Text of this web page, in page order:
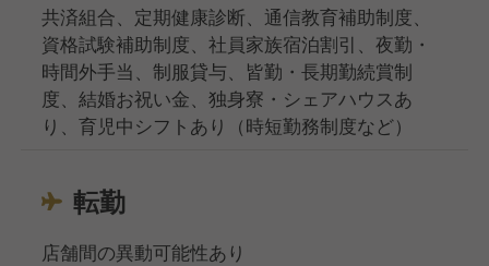
共済組合、定期健康診断、通信教育補助制度、
資格試験補助制度、社員家族宿泊割引、夜勤・
時間外手当、制服貸与、皆勤・長期勤続賞制
度、結婚お祝い金、独身寮・シェアハウスあ
り、育児中シフトあり（時短勤務制度など）
転勤
店舗間の異動可能性あり